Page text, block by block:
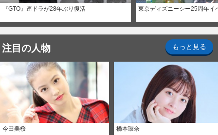
『GTO』連ドラが28年ぶり復活 東京ディズニーシー25周年イ
注目の人物 もっと見る
今田美桜 橋本環奈